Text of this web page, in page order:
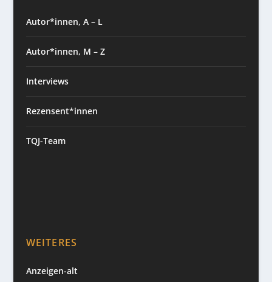
Autor*innen, A – L
Autor*innen, M – Z
Interviews
Rezensent*innen
TQJ-Team
WEITERES
Anzeigen-alt